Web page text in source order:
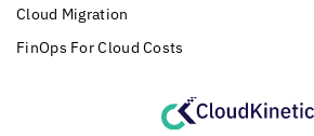
Cloud Migration
FinOps For Cloud Costs